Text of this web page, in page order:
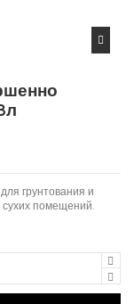
грунтования и
помещений.